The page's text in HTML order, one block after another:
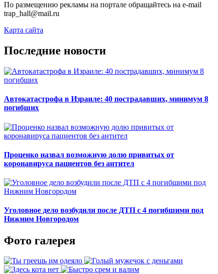
По размещению рекламы на портале обращайтесь на e-mail
trap_hall@mail.ru
Карта сайта
Последние новости
Автокатастрофа в Израиле: 40 пострадавших, минимум 8
погибших
Проценко назвал возможную долю привитых от
коронавируса пациентов без антител
Уголовное дело возбудили после ДТП с 4 погибшими под
Нижним Новгородом
Фото галерея